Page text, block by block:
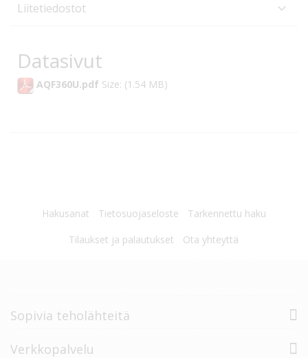
Liitetiedostot
Datasivut
AQF360U.pdf Size: (1.54 MB)
Hakusanat Tietosuojaseloste
Tarkennettu haku
Tilaukset ja palautukset
Ota yhteyttä
Sopivia teholähteitä
Verkkopalvelu